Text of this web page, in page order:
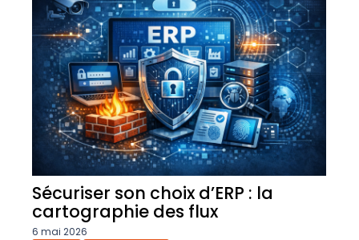
Sécuriser son choix d’ERP : la
cartographie des flux
6 mai 2026